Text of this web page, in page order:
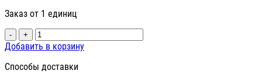
Заказ от 1 единиц
- +
Добавить в корзину
Способы доставки